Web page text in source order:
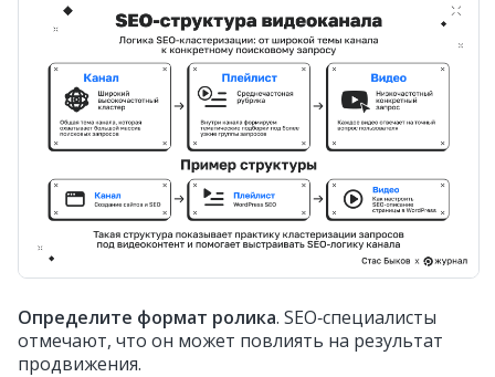
Определите формат ролика. SEO‑специалисты
отмечают, что он может повлиять на результат
продвижения.